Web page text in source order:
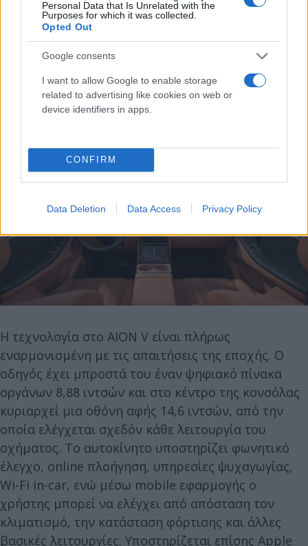
Personal Data that Is Unrelated with the
Purposes for which it was collected.
Opted Out
Google consents
I want to allow Google to enable storage
related to advertising like cookies on web or
device identifiers in apps.
CONFIRM
Data Deletion Data Access Privacy Policy
επενδύσεις, εμπρός καθίσματα με λειτουργία
μασάζ 8 σημείων, πτυσσόμενο τραπεζάκι στην
πλάτη του συνοδηγού, ενσωματωμένο ψυγείο 6,6
λίτρων και φίλτρο αέρα PM 2.5 με αισθητήρα
ποιότητας αέρα, στοιχεία που αναβαθμίζουν
ακόμη περισσότερο τον χαρακτήρα του
Η τεχνολογία στο AION V είναι πλήρως
εναρμονισμένη με τις απαιτήσεις της εποχής. Ο
οδηγός έχει μπροστά του έναν ψηφιακό πίνακα
οργάνων 8,88 ιντσών και στο κέντρο της κονσόλας
κυριαρχεί μια οθόνη αφής 14,6 ιντσών, από την
οποία ελέγχεται σχεδόν κάθε λειτουργία του
οχήματος. Το αυτοκίνητο υποστηρίζει φωνητικό
έλεγχο, online πλοήγηση, υπηρεσίες ψυχαγωγίας,
Wi-Fi in-car, ενώ μέσω mobile εφαρμογής ο
χρήστης μπορεί να ελέγχει από απόσταση τον
κλιματισμό, την κατάσταση φόρτισης και άλλες
βασικές λειτουργίες. Υποστηρίζεται επίσης Apple